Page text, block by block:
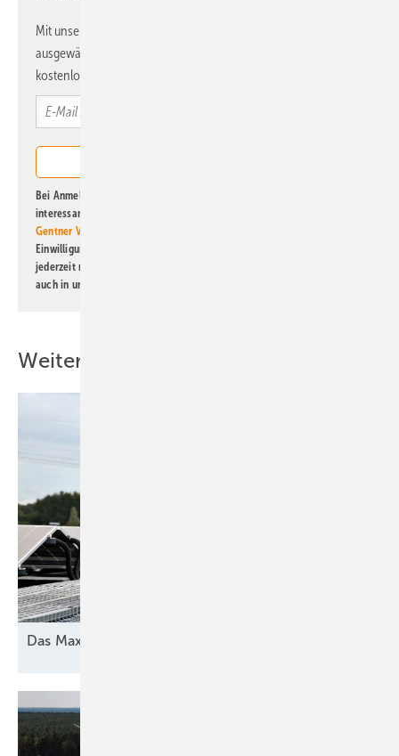
Mit unserem Newsletter erhalten Sie regelmäßig von uns
ausgewählte Informationen und Neuigkeiten, gebündelt und
kostenlos direkt ins Postfach.
Bei Anmeldung zu diesem Newsletter bin ich damit einverstanden, über
interessante Verlags- und Online-Angebote
Gentner Verlag GmbH & Co. KG
Einwilligung kann ich jederzeit widerrufen und eine Abmeldung ist
jederzeit möglich. Informationen zum Umgang mit Daten finden Sie
auch in unserer
Weitere Inhalte
Das Maximum